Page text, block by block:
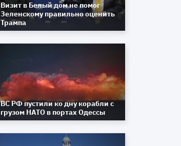
Визит в Белый дом не помог
Зеленскому правильно оценить
Трампа
ВС РФ пустили ко дну корабли с
грузом НАТО в портах Одессы